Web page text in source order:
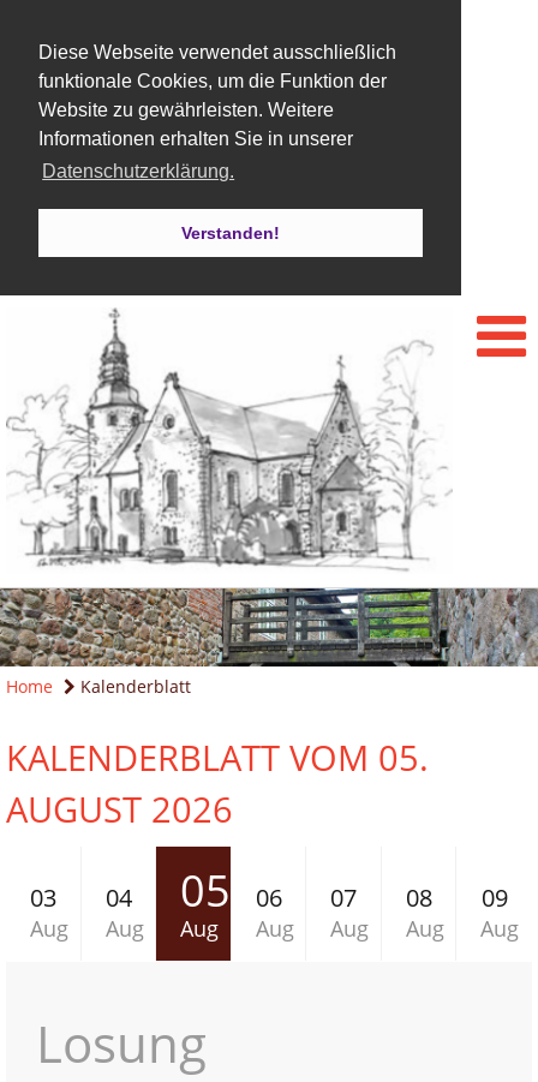
Diese Webseite verwendet ausschließlich
funktionale Cookies, um die Funktion der
Website zu gewährleisten. Weitere
Informationen erhalten Sie in unserer
Datenschutzerklärung.
Verstanden!
Home Kalenderblatt
KALENDERBLATT VOM 05.
AUGUST 2026
03
Aug
04
Aug
05
Aug
06
Aug
07
Aug
08
Aug
09
Aug
Losung